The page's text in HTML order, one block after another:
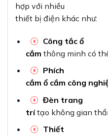
hợp với nhiều
thiết bị điện khác như:
Công tắc ổ
cắm thông minh có
Phích
cắm ổ cắm công
Đèn trang
trítạo không gian
Thiết